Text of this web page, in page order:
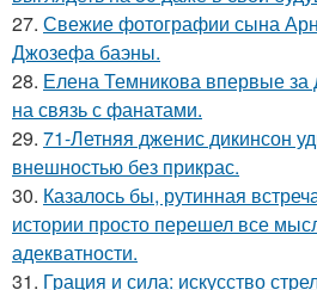
27. Свежие фотографии сына
Джозефа баэны.
28. Елена Темникова впервые
на связь с фанатами.
29. 71-Летняя дженис дикинсон
внешностью без прикрас.
30. Казалось бы, рутинная
истории просто перешел все
адекватности.
31. Грация и сила: искусство